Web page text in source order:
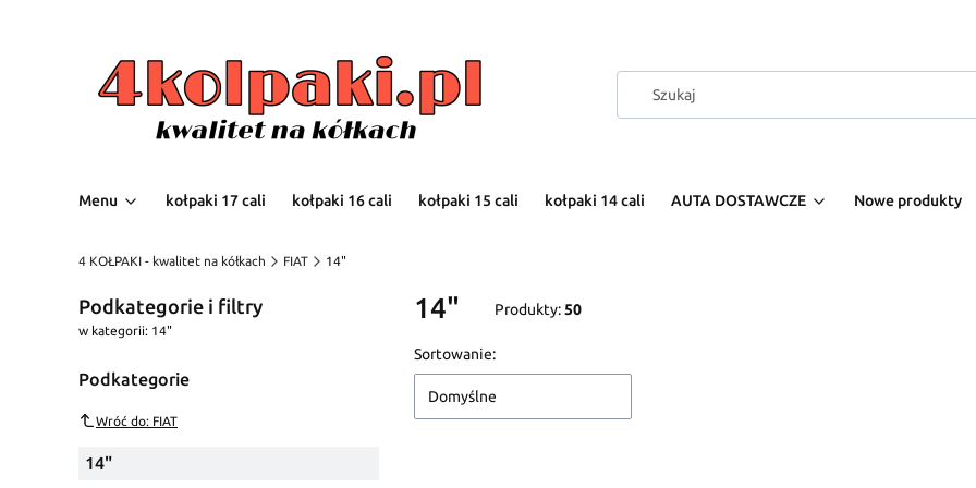
Menu kołpaki 17 cali kołpaki 16 cali kołpaki 15 cali kołpaki 14 cali AUTA DOSTAWCZE Nowe produkty
4 KOŁPAKI - kwalitet na kółkach FIAT 14"
Podkategorie i filtry
w kategorii: 14"
Podkategorie
Wróć do: FIAT
14"
14" Produkty:50
Lista produktów
Sortowanie:
Domyślne